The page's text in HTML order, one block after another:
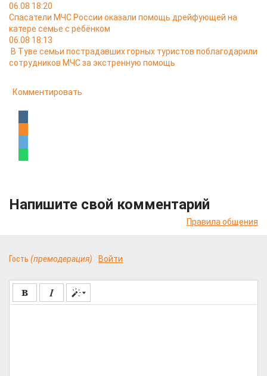
06.08 18:20
Спасатели МЧС России оказали помощь дрейфующей на
катере семье с ребёнком
06.08 18:13
В Туве семьи пострадавших горных туристов поблагодарили
сотрудников МЧС за экстренную помощь
Комментировать
Напишите свой комментарий
Правила общения
Гость (премодерация) Войти